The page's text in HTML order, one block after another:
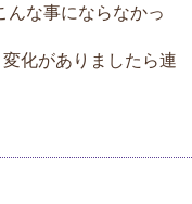
な事にならなかっ
化がありましたら連